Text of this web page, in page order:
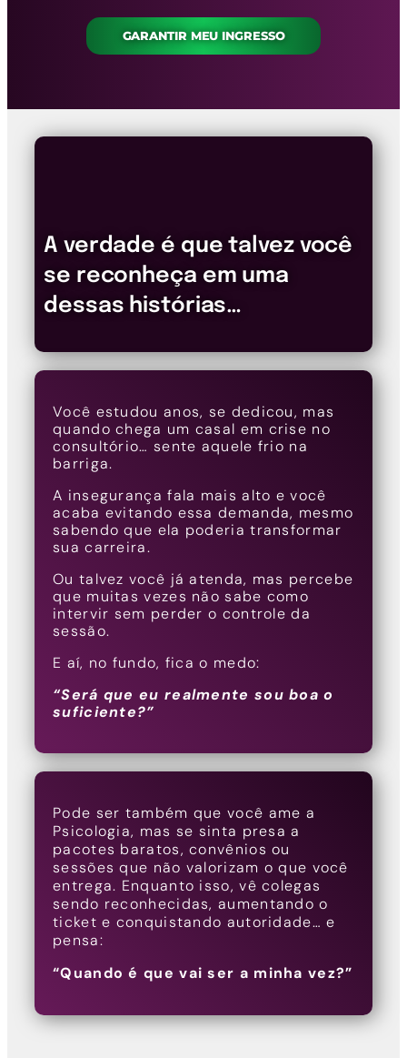
GARANTIR MEU INGRESSO
A verdade é que talvez você
se reconheça em uma
dessas histórias…
Você estudou anos, se dedicou, mas
quando chega um casal em crise no
consultório… sente aquele frio na
barriga.
A insegurança fala mais alto e você
acaba evitando essa demanda, mesmo
sabendo que ela poderia transformar
sua carreira.
Ou talvez você já atenda, mas percebe
que muitas vezes não sabe como
intervir sem perder o controle da
sessão.
E aí, no fundo, fica o medo:
“Será que eu realmente sou boa o
suficiente?”
Pode ser também que você ame a
Psicologia, mas se sinta presa a
pacotes baratos, convênios ou
sessões que não valorizam o que você
entrega. Enquanto isso, vê colegas
sendo reconhecidas, aumentando o
ticket e conquistando autoridade… e
pensa:
“Quando é que vai ser a minha vez?”